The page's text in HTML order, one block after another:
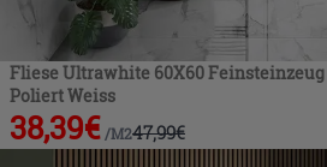
Fliese Ultrawhite 60X60
Poliert Weiss
38,39€ /M247,99€